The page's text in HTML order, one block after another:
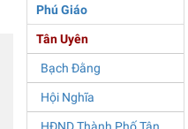
Phú Giáo
Tân Uyên
Bạch Đằng
Hội Nghĩa